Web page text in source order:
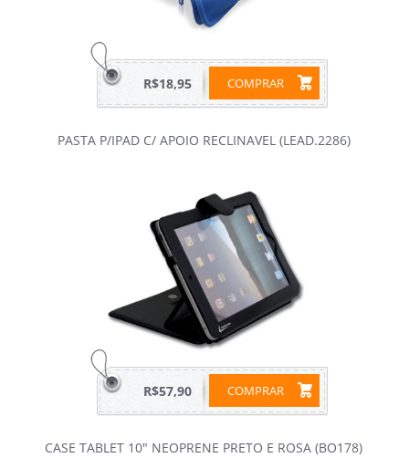
COMPRAR
R$18,95
PASTA P/IPAD C/ APOIO RECLINAVEL (LEAD.2286)
COMPRAR
R$57,90
CASE TABLET 10" NEOPRENE PRETO E ROSA (BO178)